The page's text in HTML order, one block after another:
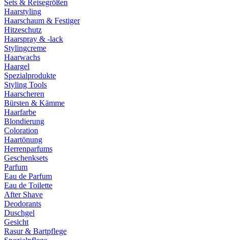
Sets & Reisegrößen
Haarstyling
Haarschaum & Festiger
Hitzeschutz
Haarspray & -lack
Stylingcreme
Haarwachs
Haargel
Spezialprodukte
Styling Tools
Haarscheren
Bürsten & Kämme
Haarfarbe
Blondierung
Coloration
Haartönung
Herrenparfums
Geschenksets
Parfum
Eau de Parfum
Eau de Toilette
After Shave
Deodorants
Duschgel
Gesicht
Rasur & Bartpflege